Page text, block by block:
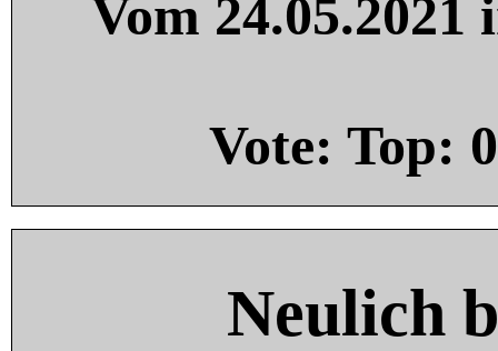
Vom
Vote: Top: 0
Neulich